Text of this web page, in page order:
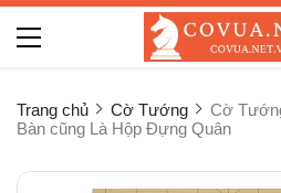
Trang chủ Cờ Tướng
Cờ
Bàn cũng Là Hộp Đựng Quân